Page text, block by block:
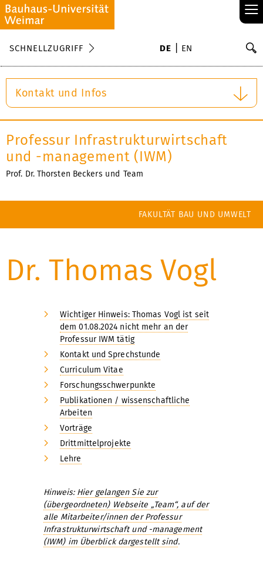
≡
SCHNELLZUGRIFF DE EN
Kontakt und Infos
Professur Infrastrukturwirtschaft
und -management (IWM)
Prof. Dr. Thorsten Beckers und Team
FAKULTÄT BAU UND UMWELT
Dr. Thomas Vogl
Wichtiger Hinweis: Thomas Vogl ist seit
dem 01.08.2024 nicht mehr an der
Professur IWM tätig
Kontakt und Sprechstunde
Curriculum Vitae
Forschungsschwerpunkte
Publikationen / wissenschaftliche
Arbeiten
Vorträge
Drittmittelprojekte
Lehre
Hinweis: Hier gelangen Sie zur
(übergeordneten) Webseite „Team“, auf der
alle Mitarbeiter/innen der Professur
Infrastrukturwirtschaft und -management
(IWM) im Überblick dargestellt sind.